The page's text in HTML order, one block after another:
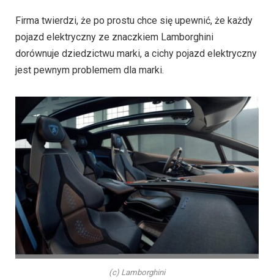
Firma twierdzi, że po prostu chce się upewnić, że każdy
pojazd elektryczny ze znaczkiem Lamborghini
dorównuje dziedzictwu marki, a cichy pojazd elektryczny
jest pewnym problemem dla marki.
(c) Lamborghini